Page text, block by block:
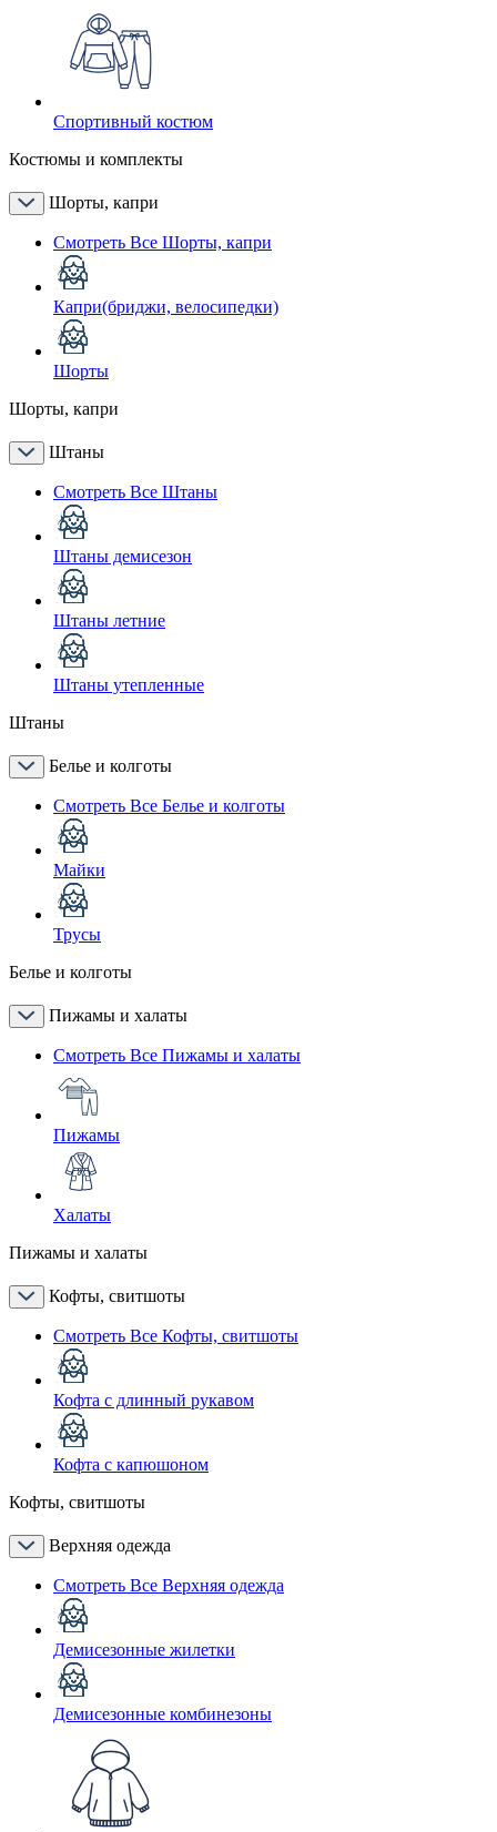
Спортивный костюм
Костюмы и комплекты
Шорты, капри
Смотреть Все Шорты, капри
Капри(бриджи, велосипедки)
Шорты
Шорты, капри
Штаны
Смотреть Все Штаны
Штаны демисезон
Штаны летние
Штаны утепленные
Штаны
Белье и колготы
Смотреть Все Белье и колготы
Майки
Трусы
Белье и колготы
Пижамы и халаты
Смотреть Все Пижамы и халаты
Пижамы
Халаты
Пижамы и халаты
Кофты, свитшоты
Смотреть Все Кофты, свитшоты
Кофта с длинный рукавом
Кофта с капюшоном
Кофты, свитшоты
Верхняя одежда
Смотреть Все Верхняя одежда
Демисезонные жилетки
Демисезонные комбинезоны